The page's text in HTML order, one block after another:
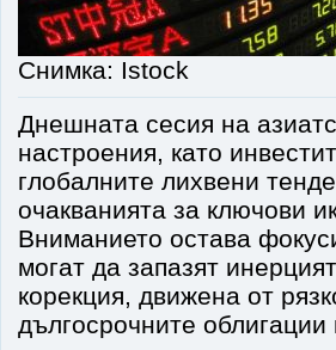
Снимка: Istock
Днешната сесия на
настроения, като
глобалните лихвени
очакванията за ключови
Вниманието остава
могат да запазят
корекция, движена от
дългосрочните